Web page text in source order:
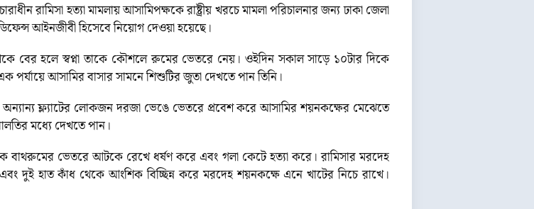
রামিসা হত্যা মামলায় আসামিপক্ষকে রাষ্ট্রীয় খরচে মামলা পরিচালনার জন্য ঢাকা জেলা
আইনজীবী হিসেবে নিয়োগ দেওয়া হয়েছে।
বের হলে স্বপ্না তাকে কৌশলে রুমের ভেতরে নেয়। ওইদিন সকাল সাড়ে ১০টার দিকে
আসামির বাসার সামনে শিশুটির জুতা দেখতে পান তিনি।
অন্যান্য ফ্ল্যাটের লোকজন দরজা ভেঙে ভেতরে প্রবেশ করে আসামির শয়নকক্ষের মেঝেতে
মধ্যে দেখতে পান।
বাথরুমের ভেতরে আটকে রেখে ধর্ষণ করে এবং গলা কেটে হত্যা করে। রামিসার মরদেহ
দুই হাত কাঁধ থেকে আংশিক বিচ্ছিন্ন করে মরদেহ শয়নকক্ষে এনে খাটের নিচে রাখে।